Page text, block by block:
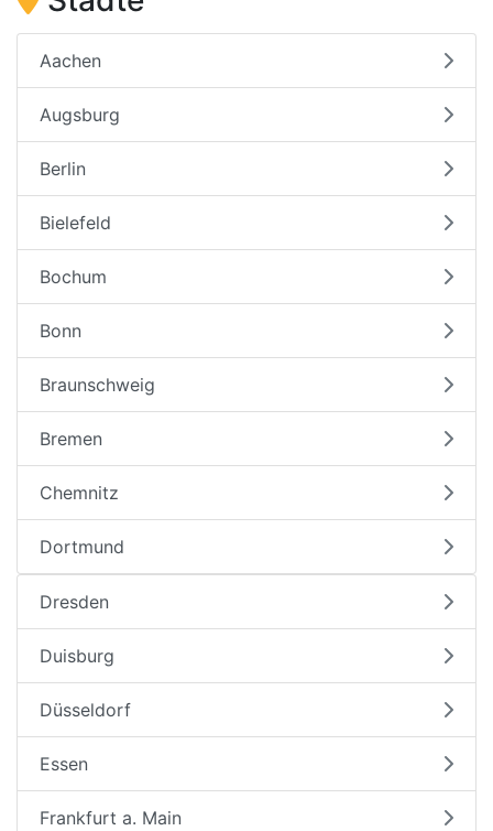
Aachen
Augsburg
Berlin
Bielefeld
Bochum
Bonn
Braunschweig
Bremen
Chemnitz
Dortmund
Dresden
Duisburg
Düsseldorf
Essen
Frankfurt a. Main